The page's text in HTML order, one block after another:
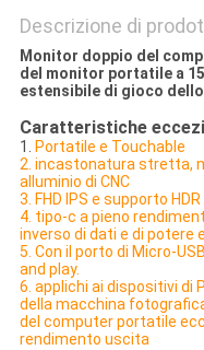
Descrizione di
Monitor doppio del
del monitor portatile a
estensibile di gioco
Caratteristiche
1. Portatile e Touchable
2. incastonatura stretta,
alluminio di CNC
3. FHD IPS e supporto HDR
4. tipo-c a pieno
inverso di dati e di potere
5. Con il porto di Micro-
and play.
6. applichi ai dispositivi di
della macchina
del computer portatile
rendimento uscita